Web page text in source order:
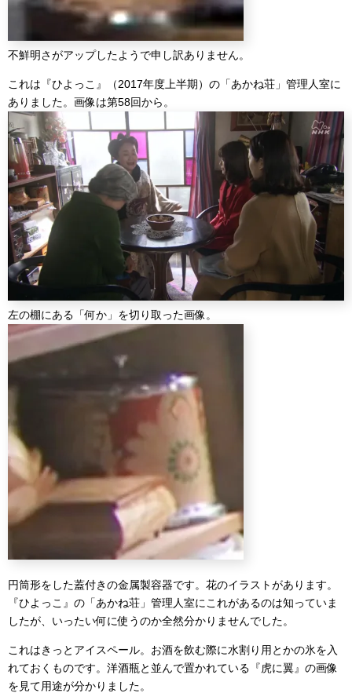
不鮮明さがアップしたようで申し訳ありません。
これは『ひよっこ』（2017年度上半期）の「あかね荘」管理人室に
ありました。画像は第58回から。
左の棚にある「何か」を切り取った画像。
円筒形をした蓋付きの金属製容器です。花のイラストがあります。
『ひよっこ』の「あかね荘」管理人室にこれがあるのは知っていま
したが、いったい何に使うのか全然分かりませんでした。
これはきっとアイスペール。お酒を飲む際に水割り用とかの氷を入
れておくものです。洋酒瓶と並んで置かれている『虎に翼』の画像
を見て用途が分かりました。